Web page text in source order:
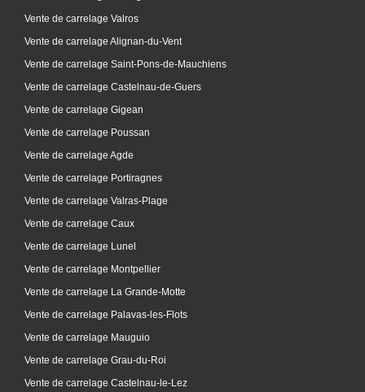
Vente de carrelage Valros
Vente de carrelage Alignan-du-Vent
Vente de carrelage Saint-Pons-de-Mauchiens
Vente de carrelage Castelnau-de-Guers
Vente de carrelage Gigean
Vente de carrelage Poussan
Vente de carrelage Agde
Vente de carrelage Portiragnes
Vente de carrelage Valras-Plage
Vente de carrelage Caux
Vente de carrelage Lunel
Vente de carrelage Montpellier
Vente de carrelage La Grande-Motte
Vente de carrelage Palavas-les-Flots
Vente de carrelage Mauguio
Vente de carrelage Grau-du-Roi
Vente de carrelage Castelnau-le-Lez